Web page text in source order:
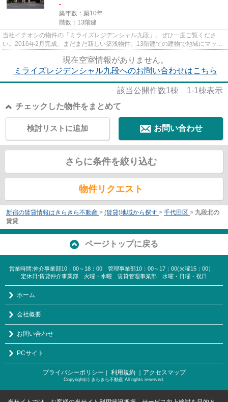
-
築年数：築10年
階数：13階建
当社イチオシの物件の「ミライズレジデンシャル九段」。ぜひ一度ご覧くださ
い。2016年2月完成、まだまだ新しい築浅物件。13階建ての建物で地域にマッチ
現在空室情報がありません。
ミライズレジデンシャル九段へのお問い合わせはこちら
該当公開件数1棟 1-1棟表示
チェックした物件をまとめて
お問い合わせ
検討リストに追加
さらに条件を絞り込む
物件リクエスト
新宿の賃貸情報はきらきら不動産 > (賃貸)地域から探す > 千代田区 > 九段北の
賃貸
ページトップに戻る
営業時間:仲介事業部10：00～18：00 管理事業部10：00～17：00(火曜15：00）
定休日:賃貸仲介事業部 火曜・水曜 賃貸管理事業部 水曜・日曜・祝日
ホーム
会社概要
お問い合わせ
PCサイト
プライバシーポリシー ｜ 利用規約 ｜アクセスマップ
Copyright(c) きらきら不動産 All rights reserved.